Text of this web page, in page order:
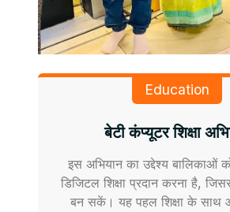
Education
बेटी कंप्यूटर शिक्षा
इस अभियान का उद्देश्य बालिकाओं
डिजिटल शिक्षा प्रदान करना है,
बन सकें। यह पहल शिक्षा के साथ